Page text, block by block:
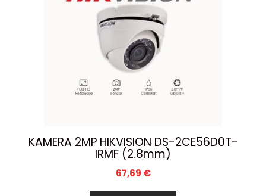
KAMERA 2MP HIKVISION DS-2CE56D0T-
IRMF (2.8mm)
67,69 €